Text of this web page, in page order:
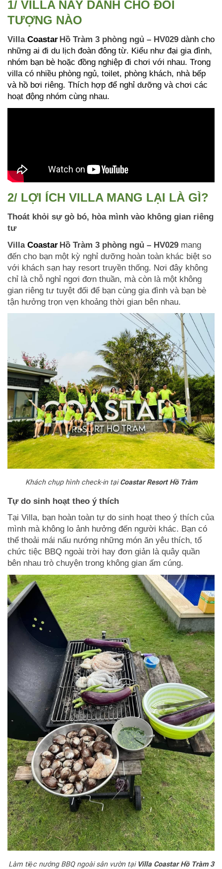
1/ VILLA NÀY DÀNH CHO ĐỐI
TƯỢNG NÀO
Villa Coastar Hồ Tràm 3 phòng ngủ – HV029 dành cho
những ai đi du lịch đoàn đông từ. Kiểu như đại gia đình,
nhóm bạn bè hoặc đồng nghiệp đi chơi với nhau. Trong
villa có nhiều phòng ngủ, toilet, phòng khách, nhà bếp
và hồ bơi riêng. Thích hợp để nghỉ dưỡng và chơi các
hoạt động nhóm cùng nhau.
2/ LỢI ÍCH VILLA MANG LẠI LÀ GÌ?
Thoát khỏi sự gò bó, hòa mình vào không gian riêng
tư
Villa Coastar Hồ Tràm 3 phòng ngủ – HV029 mang
đến cho bạn một kỳ nghỉ dưỡng hoàn toàn khác biệt so
với khách sạn hay resort truyền thống. Nơi đây không
chỉ là chỗ nghỉ ngơi đơn thuần, mà còn là một không
gian riêng tư tuyệt đối để bạn cùng gia đình và bạn bè
tận hưởng trọn vẹn khoảng thời gian bên nhau.
Khách chụp hình check-in tạiCoastar Resort Hồ Tràm
Tự do sinh hoạt theo ý thích
Tại Villa, bạn hoàn toàn tự do sinh hoạt theo ý thích của
mình mà không lo ảnh hưởng đến người khác. Bạn có
thể thoải mái nấu nướng những món ăn yêu thích, tổ
chức tiệc BBQ ngoài trời hay đơn giản là quây quần
bên nhau trò chuyện trong không gian ấm cúng.
Làm tiệc nướng BBQ ngoài sân vườn tại​​​​​ Villa Coastar Hồ Tràm 3